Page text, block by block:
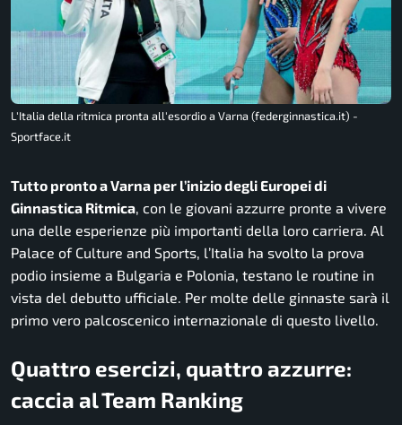
L'Italia della ritmica pronta all'esordio a Varna (federginnastica.it) -
Sportface.it
Tutto pronto a Varna per l’inizio degli Europei di
Ginnastica Ritmica, con le giovani azzurre pronte a vivere
una delle esperienze più importanti della loro carriera. Al
Palace of Culture and Sports, l’Italia ha svolto la prova
podio insieme a Bulgaria e Polonia, testano le routine in
vista del debutto ufficiale. Per molte delle ginnaste sarà il
primo vero palcoscenico internazionale di questo livello.
Quattro esercizi, quattro azzurre:
caccia al Team Ranking